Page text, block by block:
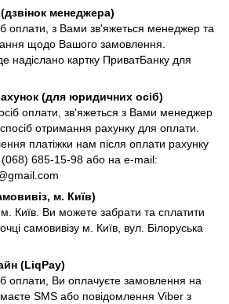
менеджера)
оплати, з Вами зв'яжеться менеджер та
щодо Вашого замовлення.
надіслано картку ПриватБанку для
(для юридичних осіб)
оплати, зв'яжеться з Вами менеджер
отримання рахунку для оплати.
платіжки нам після оплати рахунку
685-15-98 або на e-mail:
м. Київ)
Київ. Ви можете забрати та сплатити
самовивізу м. Київ, вул. Білоруська
(LiqPay)
оплати, Ви оплачуєте замовлення на
SMS або повідомлення Viber з